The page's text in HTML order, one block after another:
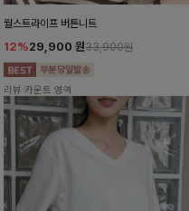
월스트라이프 버튼니트
12%29,900 원33,900원
리뷰 카운트 영역